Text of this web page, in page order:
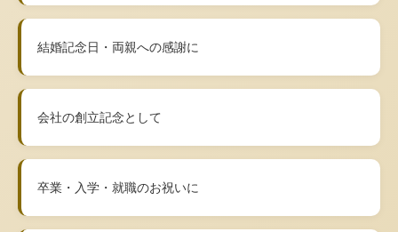
結婚記念日・両親への感謝に
会社の創立記念として
卒業・入学・就職のお祝いに